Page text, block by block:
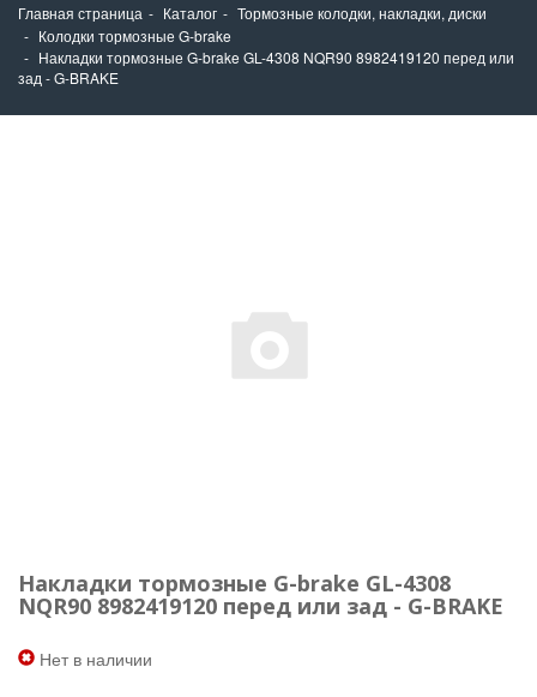
Главная страница Каталог
Тормозные колодки, накладки, диски
Колодки тормозные G-brake
Накладки тормозные G-brake GL-4308 NQR90 8982419120 перед или
зад - G-BRAKE
Накладки тормозные G-brake GL-4308
NQR90 8982419120 перед или зад - G-BRAKE
Нет в наличии